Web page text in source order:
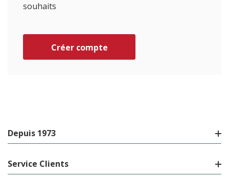
souhaits
Créer compte
Depuis 1973
Service Clients